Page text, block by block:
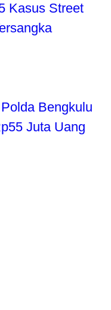
Kasus Street
Bengkulu
Juta Uang